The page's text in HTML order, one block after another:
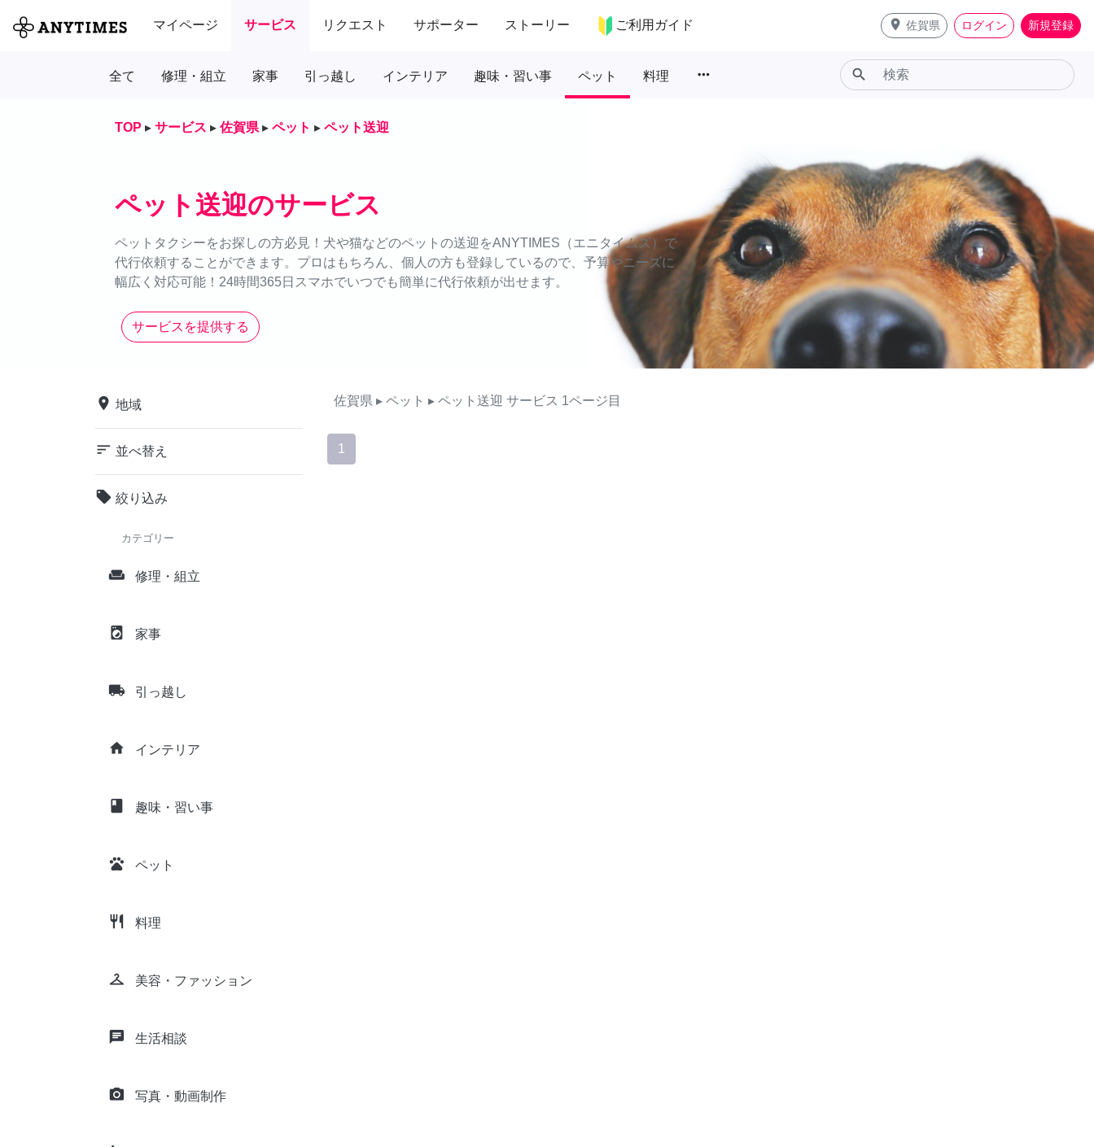
マイページ サービス リクエスト サポーター ストーリー ご利用ガイド place 佐賀県 ログイン 新規登録
全て 修理・組立 家事 引っ越し インテリア 趣味・習い事 ペット 料理 more_horiz search
TOP ▸ サービス ▸ 佐賀県 ▸ ペット ▸ ペット送迎
ペット送迎のサービス
ペットタクシーをお探しの方必見！犬や猫などのペットの送迎をANYTIMES（エニタイムズ）で
代行依頼することができます。プロはもちろん、個人の方も登録しているので、予算やニーズに
幅広く対応可能！24時間365日スマホでいつでも簡単に代行依頼が出せます。
サービスを提供する
place 地域
sort 並べ替え
local_offer 絞り込み
カテゴリー
weekend 修理・組立
local_laundry_service 家事
local_shipping 引っ越し
home インテリア
class 趣味・習い事
pets ペット
restaurant 料理
checkroom 美容・ファッション
chat 生活相談
camera_alt 写真・動画制作
佐賀県 ▸ ペット ▸ ペット送迎 サービス 1ページ目
1